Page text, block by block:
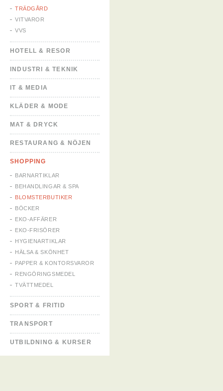
TRÄDGÅRD
VITVAROR
VVS
HOTELL & RESOR
INDUSTRI & TEKNIK
IT & MEDIA
KLÄDER & MODE
MAT & DRYCK
RESTAURANG & NÖJEN
SHOPPING
BARNARTIKLAR
BEHANDLINGAR & SPA
BLOMSTERBUTIKER
BÖCKER
EKO-AFFÄRER
EKO-FRISÖRER
HYGIENARTIKLAR
HÄLSA & SKÖNHET
PAPPER & KONTORSVAROR
RENGÖRINGSMEDEL
TVÄTTMEDEL
SPORT & FRITID
TRANSPORT
UTBILDNING & KURSER